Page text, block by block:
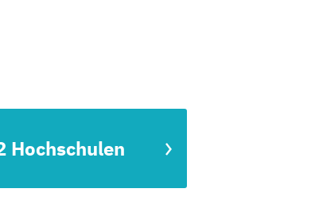
Hochschulen